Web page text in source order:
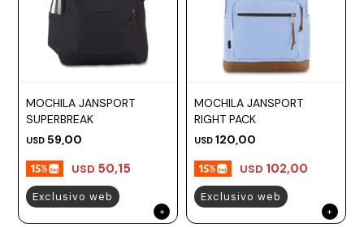
MOCHILA JANSPORT
SUPERBREAK
USD 59,00
USD 50,15
Exclusivo web
MOCHILA JANSPORT
RIGHT PACK
USD 120,00
USD 102,00
Exclusivo web